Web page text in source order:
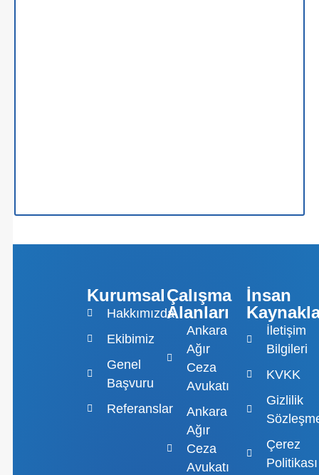
Kurumsal
Hakkımızda
Ekibimiz
Genel
Başvuru
Referanslar
Çalışma
Alanları
Ankara
Ağır
Ceza
Avukatı
Ankara
Ağır
Ceza
Avukatı
İnsan
İletişim
Bilgileri
KVKK
Gizlilik
Çerez
Politikası